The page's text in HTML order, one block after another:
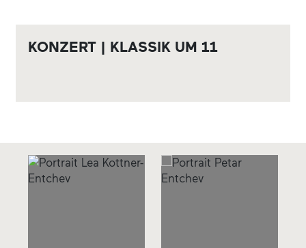
KONZERT | KLASSIK UM 11